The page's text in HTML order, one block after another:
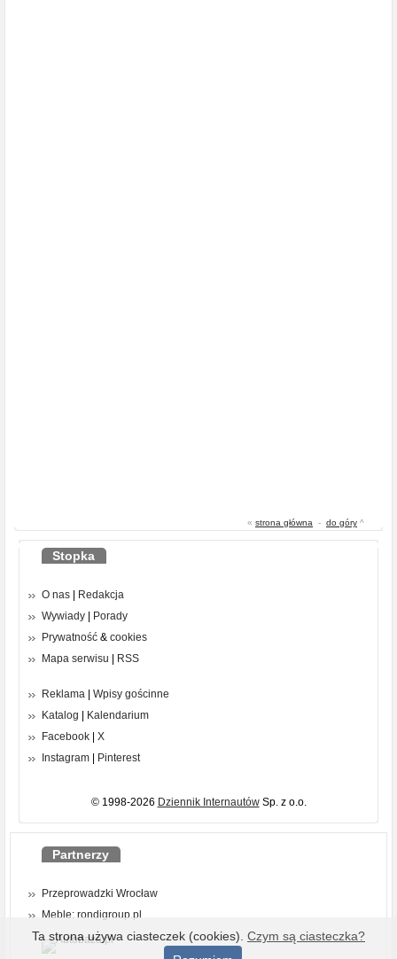
« strona główna - do góry ^
Stopka
O nas
Redakcja
Wywiady
Porady
Prywatność & cookies
Mapa serwisu
RSS
Reklama
Wpisy gościnne
Katalog
Kalendarium
Facebook
X
Instagram
Pinterest
© 1998-2026 Dziennik InternautówSp. z o.o.
Partnerzy
Przeprowadzki Wrocław
Meble: rondigroup.pl
Ta strona używa ciasteczek (cookies). Czym są ciasteczka?